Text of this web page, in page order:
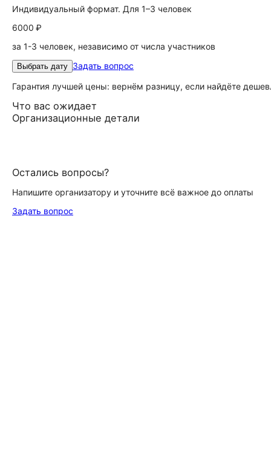
Индивидуальный формат. Для 1–3 человек
6000 ₽
за 1-3 человек, независимо от числа участников
Выбрать дату Задать вопрос
Гарантия лучшей цены: вернём разницу, если найдёте
Что вас ожидает
Организационные детали
Остались вопросы?
Напишите организатору и уточните всё важное до оплаты
Задать вопрос